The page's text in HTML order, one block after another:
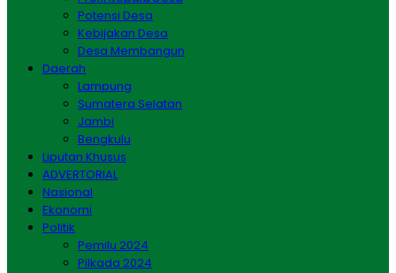
Potensi Desa
Kebijakan Desa
Desa Membangun
Daerah
Lampung
Sumatera Selatan
Jambi
Bengkulu
Liputan Khusus
ADVERTORIAL
Nasional
Ekonomi
Politik
Pemilu 2024
Pilkada 2024